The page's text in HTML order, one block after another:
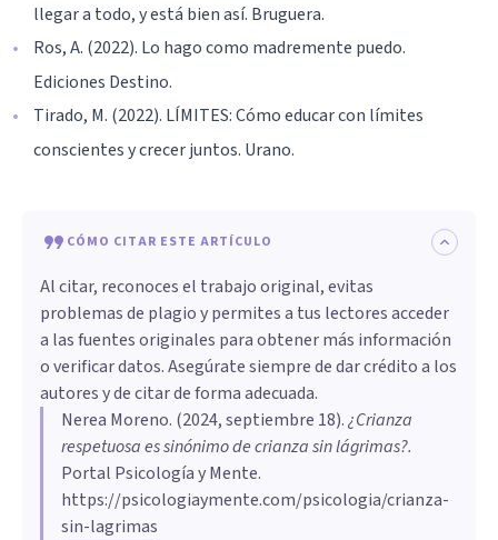
llegar a todo, y está bien así. Bruguera.
Ros, A. (2022). Lo hago como madremente puedo.
Ediciones Destino.
Tirado, M. (2022). LÍMITES: Cómo educar con límites
conscientes y crecer juntos. Urano.
CÓMO CITAR ESTE ARTÍCULO
Al citar, reconoces el trabajo original, evitas
problemas de plagio y permites a tus lectores acceder
a las fuentes originales para obtener más información
o verificar datos. Asegúrate siempre de dar crédito a los
autores y de citar de forma adecuada.
Nerea Moreno. (2024, septiembre 18).¿Crianza
respetuosa es sinónimo de crianza sin lágrimas?.
Portal Psicología y Mente.
https://psicologiaymente.com/psicologia/crianza-
sin-lagrimas